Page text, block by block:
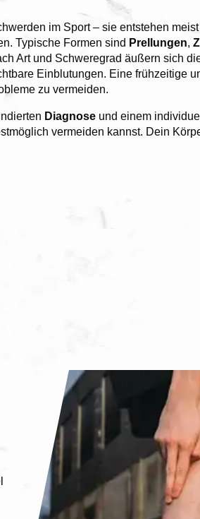
im Sport – sie entstehen
Typische Formen sind Prellungen,
Art und Schweregrad äußern sich
Einblutungen. Eine frühzeitige
zu vermeiden.
Diagnose und einem
vermeiden kannst. Dein